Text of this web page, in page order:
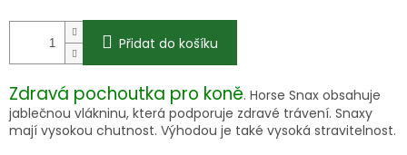
Přidat do košíku
Zdravá pochoutka pro koně. Horse Snax obsahuje
jablečnou vlákninu, která podporuje zdravé trávení. Snaxy
mají vysokou chutnost. Výhodou je také vysoká stravitelnost.